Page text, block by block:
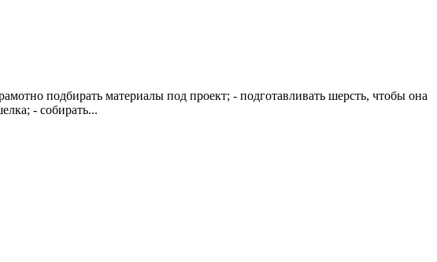
подбирать материалы под проект; - подготавливать шерсть, чтобы она
- собирать...